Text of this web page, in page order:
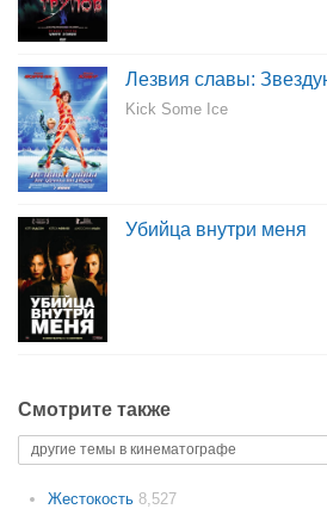
Лезвия славы:
Kick Some Ice
Убийца внутри меня
Смотрите также
другие темы в кинематографе
Жестокость 8,527